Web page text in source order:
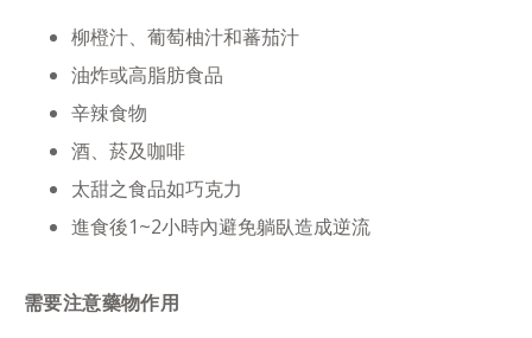
柳橙汁、葡萄柚汁和蕃茄汁
油炸或高脂肪食品
辛辣食物
酒、菸及咖啡
太甜之食品如巧克力
進食後1~2小時內避免躺臥造成逆流
需要注意藥物作用